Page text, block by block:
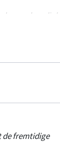
stillerkrav til
samt belyse
de fremtidige